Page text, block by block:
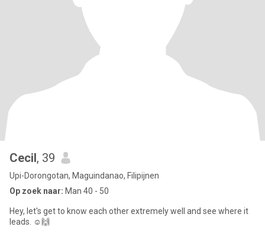
Cecil, 39
Upi-Dorongotan, Maguindanao, Filipijnen
Op zoek naar: Man 40 - 50
Hey, let's get to know each other extremely well and see where it
leads. ☺️🙌